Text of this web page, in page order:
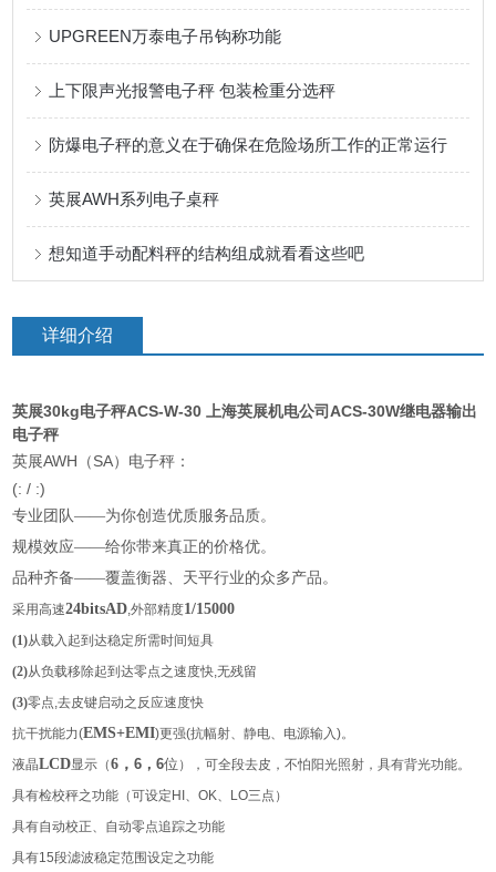
UPGREEN万泰电子吊钩称功能
上下限声光报警电子秤 包装检重分选秤
防爆电子秤的意义在于确保在危险场所工作的正常运行
英展AWH系列电子桌秤
想知道手动配料秤的结构组成就看看这些吧
详细介绍
英展30kg电子秤ACS-W-30 上海英展机电公司ACS-30W继电器输出
电子秤
英展AWH （ SA）电子秤：
(: / :)
专业团队——为你创造优质服务品质。
规模效应——给你带来真正的价格优。
品种齐备——覆盖衡器、天平行业的众多产品。
采用高速24bitsAD,外部精度1/15000
(1)从载入起到达稳定所需时间短具
(2)从负载移除起到达零点之速度快,无残留
(3)零点,去皮键启动之反应速度快
抗干扰能力(EMS+EMI)更强(抗幅射、静电、电源输入)。
液晶LCD显示（6 ，6 ，6位 ），可全段去皮，不怕阳光照射，具有背光功能。
具有检校秤之功能（可设定 HI 、OK、 LO三点）
具有自动校正、自动零点追踪之功能
具有15段滤波稳定范围设定之功能